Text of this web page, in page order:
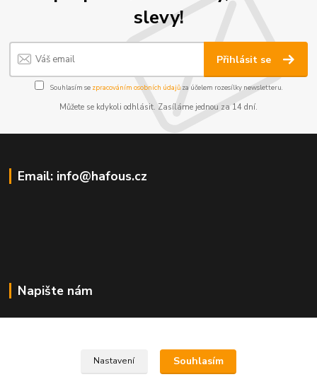
slevy!
Přihlásit se
Souhlasím se zpracováním osobních údajůza účelem rozesílky newsletteru.
Můžete se kdykoli odhlásit. Zasíláme jednou za 14 dní.
Email: info@hafous.cz
Napište nám
Nastavení Souhlasím